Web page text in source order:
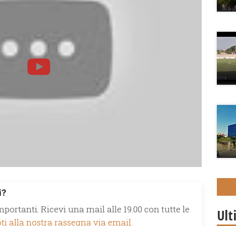
Ricevi una mail alle 19.00 con tutte le
alla nostra rassegna via email.